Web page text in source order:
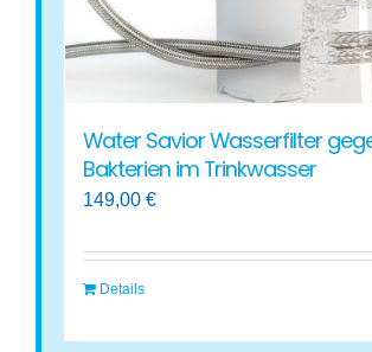
Water Savior Wasserfilter
Bakterien im Trinkwasser
149,00€
Details